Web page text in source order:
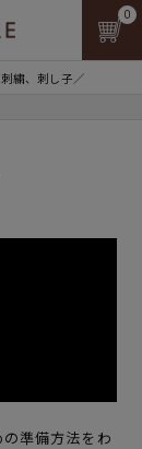
繍、刺し子／
0
準備方法をわ